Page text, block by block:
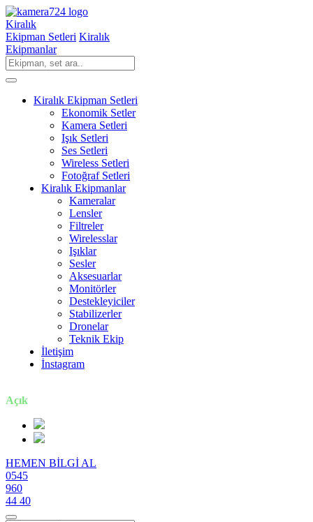
Kiralık
Ekipman Setleri Kiralık
Ekipmanlar
Kiralık Ekipman Setleri
Ekonomik Setler
Kamera Setleri
Işık Setleri
Ses Setleri
Wireless Setleri
Fotoğraf Setleri
Kiralık Ekipmanlar
Kameralar
Lensler
Filtreler
Wirelesslar
Işıklar
Sesler
Aksesuarlar
Monitörler
Destekleyiciler
Stabilizerler
Dronelar
Teknik Ekip
İletişim
İnstagram
Açık
HEMEN BİLGİ AL
0545
960
44 40